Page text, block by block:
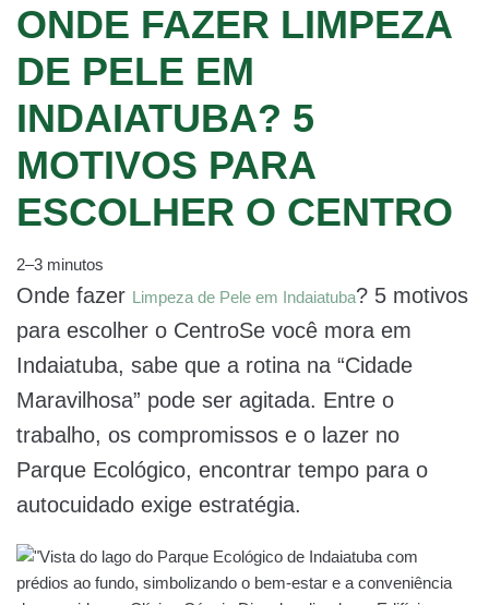
ONDE FAZER LIMPEZA
DE PELE EM
INDAIATUBA? 5
MOTIVOS PARA
ESCOLHER O CENTRO
2–3 minutos
Onde fazer Limpeza de Pele em Indaiatuba? 5 motivos
para escolher o CentroSe você mora em
Indaiatuba, sabe que a rotina na “Cidade
Maravilhosa” pode ser agitada. Entre o
trabalho, os compromissos e o lazer no
Parque Ecológico, encontrar tempo para o
autocuidado exige estratégia.